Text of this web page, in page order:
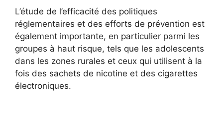
L’étude de l’efficacité des politiques
réglementaires et des efforts de prévention est
également importante, en particulier parmi les
groupes à haut risque, tels que les adolescents
dans les zones rurales et ceux qui utilisent à la
fois des sachets de nicotine et des cigarettes
électroniques.